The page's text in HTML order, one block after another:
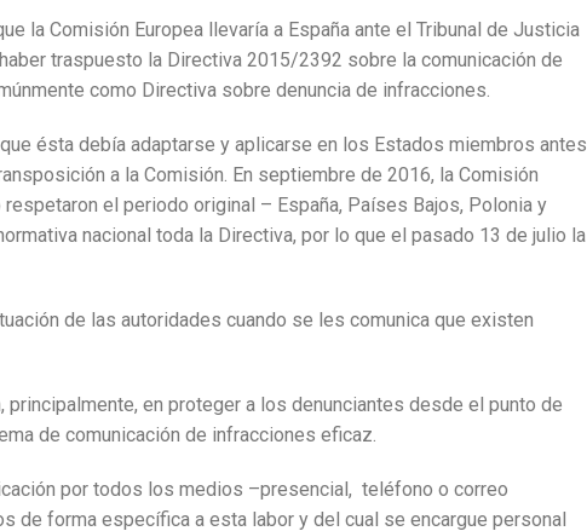
la Comisión Europea llevaría a España ante el Tribunal de Justicia
traspuesto la Directiva 2015/2392 sobre la comunicación de
como Directiva sobre denuncia de infracciones.
ésta debía adaptarse y aplicarse en los Estados miembros antes
a la Comisión. En septiembre de 2016, la Comisión
el periodo original – España, Países Bajos, Polonia y
nacional toda la Directiva, por lo que el pasado 13 de julio la
de las autoridades cuando se les comunica que existen
en proteger a los denunciantes desde el punto de
de comunicación de infracciones eficaz.
por todos los medios –presencial, teléfono o correo
de forma específica a esta labor y del cual se encargue personal